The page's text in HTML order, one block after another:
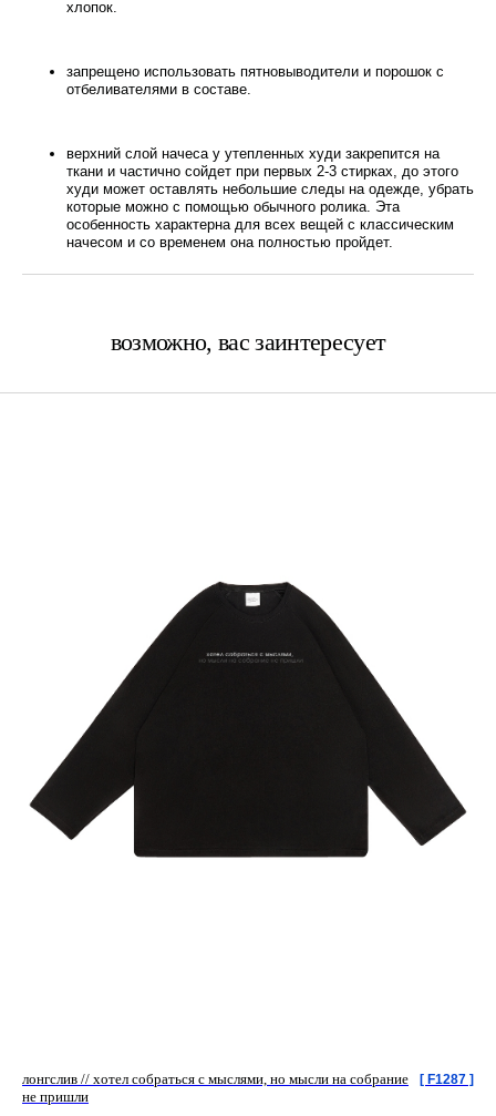
хлопок.
запрещено использовать пятновыводители и порошок с
отбеливателями в составе.
верхний слой начеса у утепленных худи закрепится на
ткани и частично сойдет при первых 2-3 стирках, до этого
худи может оставлять небольшие следы на одежде, убрать
которые можно с помощью обычного ролика. Эта
особенность характерна для всех вещей с классическим
начесом и со временем она полностью пройдет.
возможно, вас заинтересует
лонгслив // хотел собраться с мыслями, но мысли на собрание
не пришли
[ F1287 ]